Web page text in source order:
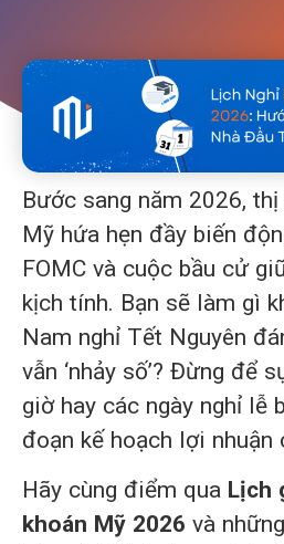
Bước sang năm 2026,
Mỹ hứa hẹn đầy biến
FOMC và cuộc bầu cử
kịch tính. Bạn sẽ làm gì
Nam nghỉ Tết Nguyên
vẫn ‘nhảy số’? Đừng để
giờ hay các ngày nghỉ lễ
đoạn kế hoạch lợi nhuận
Hãy cùng điểm qua Lịch
khoán Mỹ 2026 và